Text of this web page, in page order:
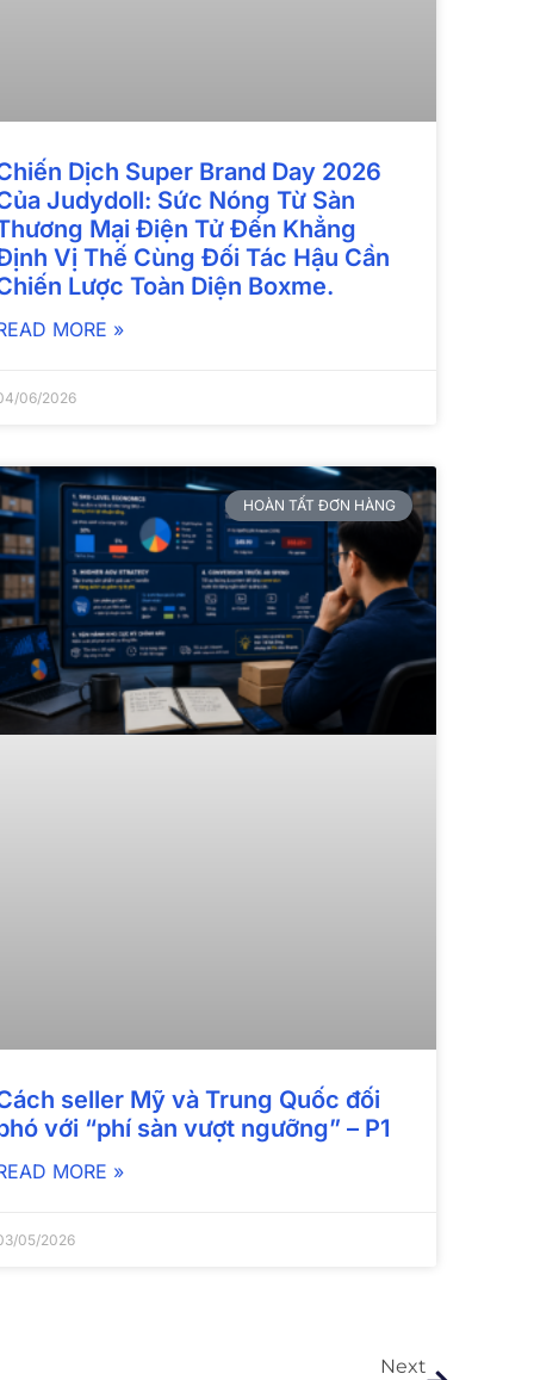
Dịch Super Brand Day 2026
Judydoll: Sức Nóng Từ Sàn
Mại Điện Tử Đến Khẳng
Vị Thế Cùng Đối Tác Hậu Cần
Lược Toàn Diện Boxme.
MORE »
06/2026
HOÀN TẤT ĐƠN HÀNG
seller Mỹ và Trung Quốc đối
với “phí sàn vượt ngưỡng” – P1
MORE »
05/2026
Next